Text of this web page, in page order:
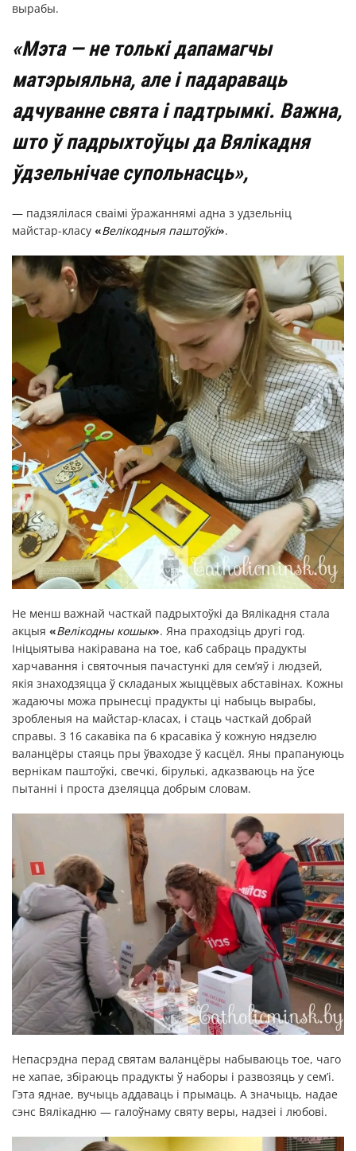
вырабы.
«Мэта — не толькі дапамагчы
матэрыяльна, але і падараваць
адчуванне свята і падтрымкі. Важна,
што ў падрыхтоўцы да Вялікадня
ўдзельнічае супольнасць»,
— падзялілася сваімі ўражаннямі адна з удзельніц
майстар-класу «Велікодныя паштоўкі».
Не менш важнай часткай падрыхтоўкі да Вялікадня стала
акцыя «Велікодны кошык». Яна праходзіць другі год.
Ініцыятыва накіравана на тое, каб сабраць прадукты
харчавання і святочныя пачастункі для сем’яў і людзей,
якія знаходзяцца ў складаных жыццёвых абставінах. Кожны
жадаючы можа прынесці прадукты ці набыць вырабы,
зробленыя на майстар-класах, і стаць часткай добрай
справы. З 16 сакавіка па 6 красавіка ў кожную нядзелю
валанцёры стаяць пры ўваходзе ў касцёл. Яны прапануюць
вернікам паштоўкі, свечкі, бірулькі, адказваюць на ўсе
пытанні і проста дзеляцца добрым словам.
Непасрэдна перад святам валанцёры набываюць тое, чаго
не хапае, збіраюць прадукты ў наборы і развозяць у сем’і.
Гэта яднае, вучыць аддаваць і прымаць. А значыць, надае
сэнс Вялікадню — галоўнаму святу веры, надзеі і любові.